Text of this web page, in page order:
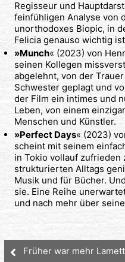
Regisseur und
feinfühligen Analyse von
unorthodoxes Biopic, in
Felicia genauso wichtig
»Munch« (2023) von
seinen Kollegen
abgelehnt, von der
Schwester geplagt und
der Film ein intimes und
Leben, von einem
Menschen und Künstler.
»Perfect Days« (2023)
scheint mit seinem
in Tokio vollauf zufrieden
strukturierten Alltags
Musik und für Bücher.
sie. Eine Reihe
und nach mehr über
Früher war mehr